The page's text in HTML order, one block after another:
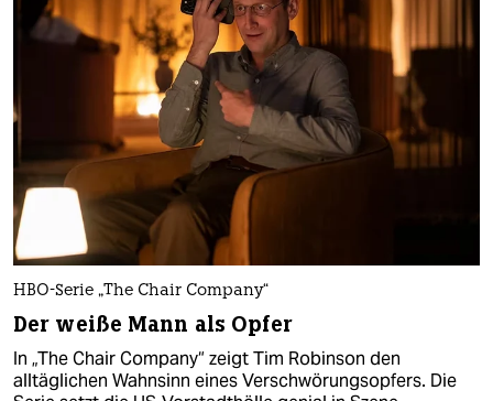
HBO-Serie „The Chair Company“
Der weiße Mann als Opfer
In „The Chair Company“ zeigt Tim Robinson den
alltäglichen Wahnsinn eines Verschwörungsopfers. Die